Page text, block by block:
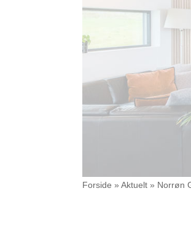
Forside »Aktuelt » Norrøn